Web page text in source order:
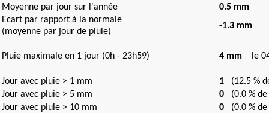
Moyenne par jour sur l'année
0.5 mm
Ecart par rapport à la normale
(moyenne par jour de pluie)
-1.3 mm
Pluie maximale en 1 jour (0h - 23h59) 4 mm le
Jour avec pluie > 1 mm 1 (12.5 %
Jour avec pluie > 5 mm
0 (0.0 %
Jour avec pluie > 10 mm
0 (0.0 %